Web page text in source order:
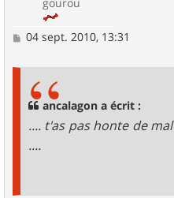
M
04 sept. 2010, 13:31
ancalagon a écrit :
.... t'as pas honte de
....